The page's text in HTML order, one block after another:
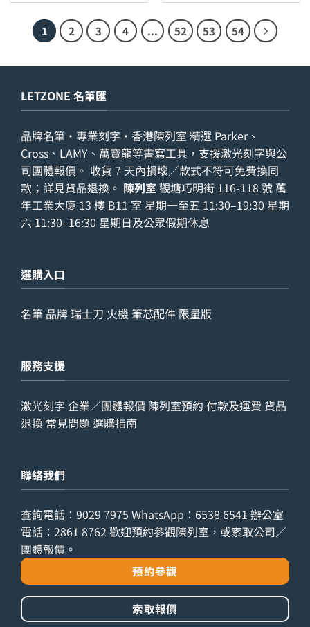
1 2 3 4 ... 52 53 54
LETZONE 名筆匯
品牌名筆・專業刻字・香港陳列室 精選 Parker、
Cross、LAMY、萬寶龍等書寫工具，支援激光刻字與公
司團體報價。 收貨 7 天內損壞／款式不符可免費換同
款；詳見貨品退換 。 陳列室 觀塘巧明街 116-118 號 萬
年工業大廈 13 樓 B11 室 星期一至五 11:30–19:30 星期
六 11:30–16:30 星期日及公眾假期休息
選購入口
名筆 品牌瑞士刀 火機筆芯配件 限量版
服務支援
激光刻字 企業／團體報價 陳列室預約 付款及運費 貨品
退換 常見問題 選購指南
聯絡我們
查詢電話： 9029 7975 WhatsApp： 6538 6541 辦公室
電話： 2861 8762 歡迎預約參觀陳列室，或索取公司／
團體報價。
預約參觀
索取報價